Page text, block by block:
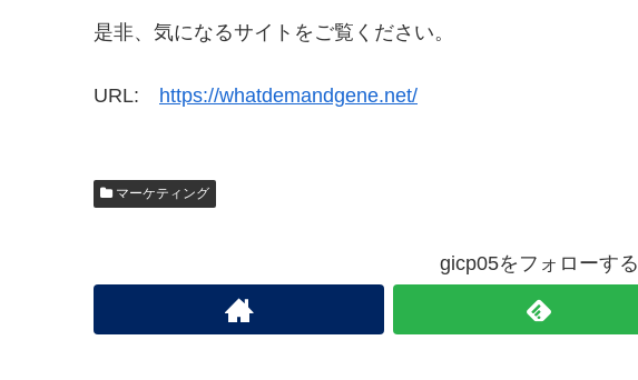
是非、気になるサイトをご覧ください。
URL: https://whatdemandgene.net/
マーケティング
gicp05をフォローする